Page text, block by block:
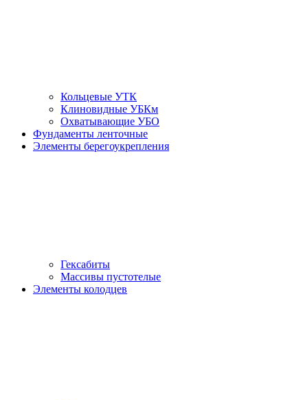
Кольцевые УТК
Клиновидные УБКм
Охватывающие УБО
Фундаменты ленточные
Элементы берегоукрепления
Гексабиты
Массивы пустотелые
Элементы колодцев